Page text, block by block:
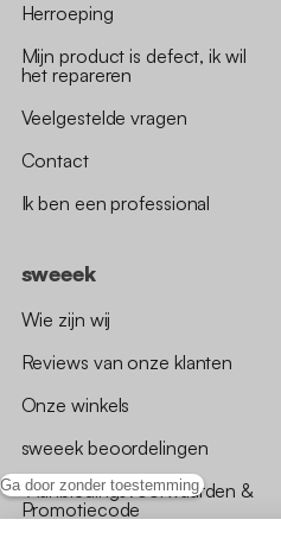
Ga door zonder toestemming
Herroeping
Mijn product is defect, ik wil
het repareren
Veelgestelde vragen
Contact
Ik ben een professional
sweeek
Wie zijn wij
Reviews van onze klanten
Onze winkels
sweeek beoordelingen
*Aanbiedingsvoorwaarden &
Promotiecode